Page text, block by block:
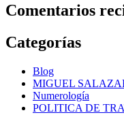
Comentarios
Categorías
Blog
MIGUEL
Numerología
POLITICA DE